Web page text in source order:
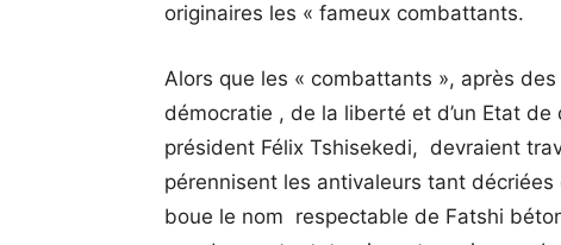
originaires les « fameux combattants.
Alors que les « combattants », après
démocratie , de la liberté et d’un Etat
président Félix Tshisekedi, devraient
pérennisent les antivaleurs tant
boue le nom respectable de Fatshi